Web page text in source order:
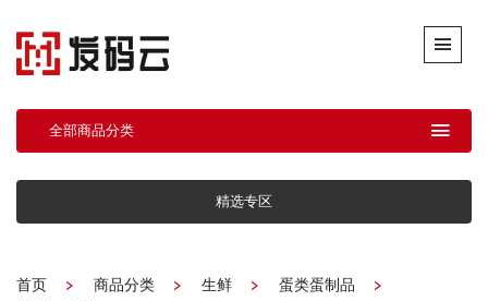
全部商品分类
精选专区
首页 商品分类 生鲜
蛋类蛋制品